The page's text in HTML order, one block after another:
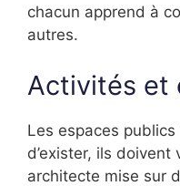
chacun apprend à
autres.
Activités et
Les espaces
d’exister, ils doivent
architecte mise sur